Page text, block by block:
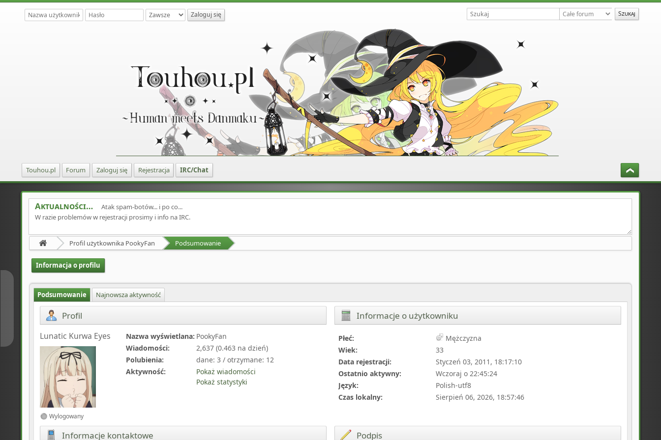
Touhou.pl Forum Zaloguj się Rejestracja IRC/Chat
Aktualności
Atak spam-botów... i po co...
W razie problemów w rejestracji prosimy i info na IRC.
Profil użytkownika PookyFan Podsumowanie
Informacja o profilu
Podsumowanie Najnowsza aktywność
Profil
Lunatic Kurwa Eyes
Wylogowany
Nazwa wyświetlana: PookyFan
Wiadomości:
2,637 (0.463 na dzień)
Polubienia:
dane: 3 / otrzymane: 12
Aktywność:
Pokaż wiadomości
Pokaż statystyki
Informacje o użytkowniku
Płeć:
Mężczyzna
Wiek:
33
Data rejestracji:
Styczeń 03, 2011, 18:17:10
Ostatnio aktywny:
Wczoraj o 22:45:24
Język:
Polish-utf8
Czas lokalny:
Sierpień 06, 2026, 18:57:46
Informacje kontaktowe Podpis